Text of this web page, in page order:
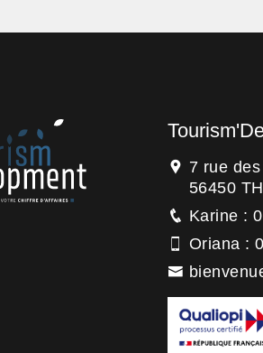
7 rue
56450
Karine :
Oriana :